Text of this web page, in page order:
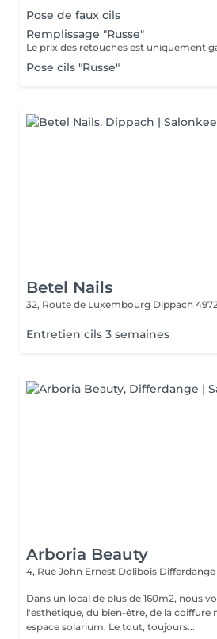
Pose de faux cils
Remplissage "Russe"
Pose cils "Russe"
Betel Nails
32, Route de Luxembourg Dippach
Entretien cils 3 semaines
Arboria Beauty
4, Rue John Ernest Dolibois Differdange
Dans un local de plus de 160m2, nous
l'esthétique, du bien-être, de la coiffure
espace solarium. Le tout, toujours...